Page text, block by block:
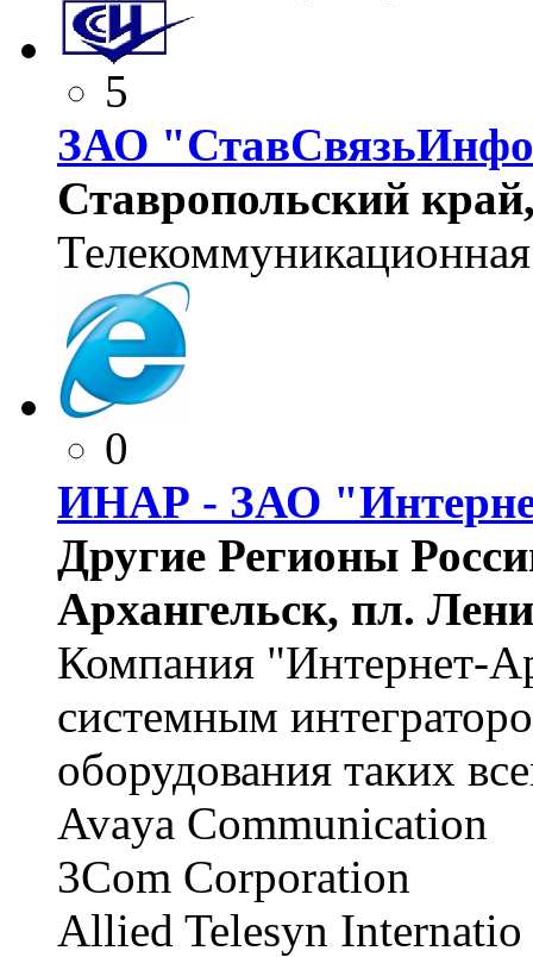
5
ЗАО
Ставропольский
0
ИНАР - ЗАО
Другие Регионы
Архангельск, пл.
Компания "Интернет-
системным
оборудования таких
Avaya Communication
3Com Corporation
Allied Telesyn Internatio